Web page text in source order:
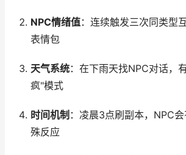
NPC情绪值：连续触发三次同类型
表情包
天气系统：在下雨天找NPC对话，
疯"模式
时间机制 ：凌晨3点刷副本，NPC
殊反应